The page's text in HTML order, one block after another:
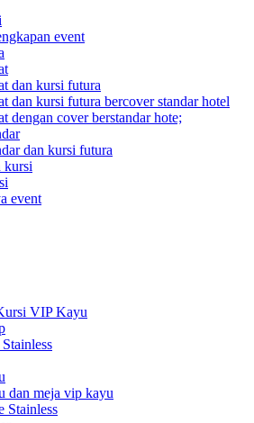
event
dan kursi futura
dan kursi futura bercover standar hotel
dengan cover berstandar hote;
dan kursi futura
kursi
event
VIP Kayu
dan meja vip kayu
Stainless